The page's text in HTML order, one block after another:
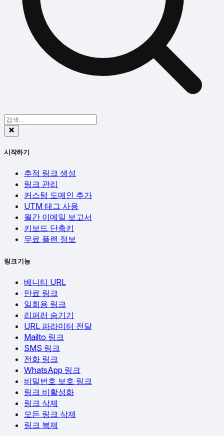
시작하기
추적 링크 생성
링크 관리
커스텀 도메인 추가
UTM 태그 사용
월간 이메일 보고서
키보드 단축키
무료 플랜 정보
링크 기능
베니티 URL
만료 링크
일회용 링크
리퍼러 숨기기
URL 파라미터 전달
Mailto 링크
SMS 링크
전화 링크
WhatsApp 링크
비밀번호 보호 링크
링크 비활성화
링크 삭제
모든 링크 삭제
링크 복제